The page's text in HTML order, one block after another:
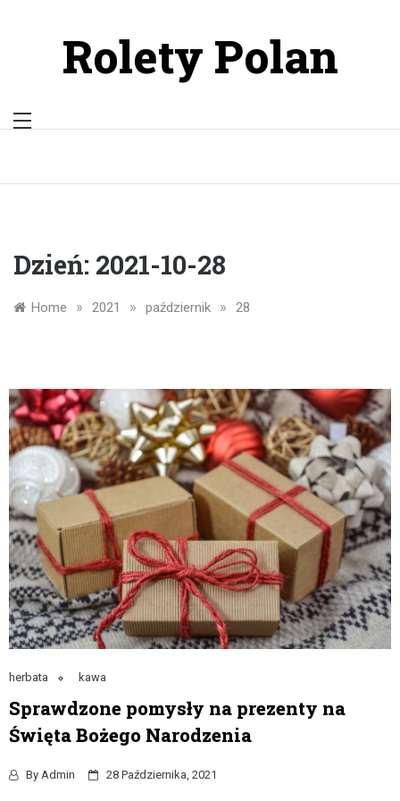
Rolety Polan
Dzień: 2021-10-28
Home » 2021 » październik » 28
herbata kawa
Sprawdzone pomysły na prezenty na
Święta Bożego Narodzenia
By Admin 28 Października, 2021